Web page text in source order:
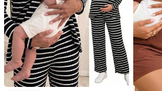
SHEIN Maternity
SHEIN Vestido casual de cuello redondo de manga corta a rayas para maternidad y lactancia
$ 18.490
Estimado
$